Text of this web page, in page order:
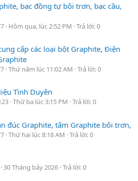
bạc đồng tự bôi trơn, bạc cầu,
Hôm qua, lúc 2:52 PM Trả lời: 0
cấp các loại bột Graphite, Điện
Thứ năm lúc 11:02 AM Trả lời: 0
Tình Duyên
Thứ ba lúc 3:15 PM Trả lời: 0
đúc Graphite, tấm Graphite bôi trơn,
Thứ hai lúc 8:18 AM Trả lời: 0
30 Tháng bảy 2026 Trả lời: 0